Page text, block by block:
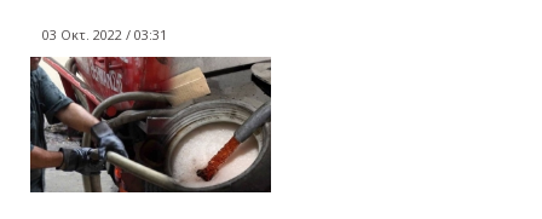
03 Οκτ. 2022 / 03:31